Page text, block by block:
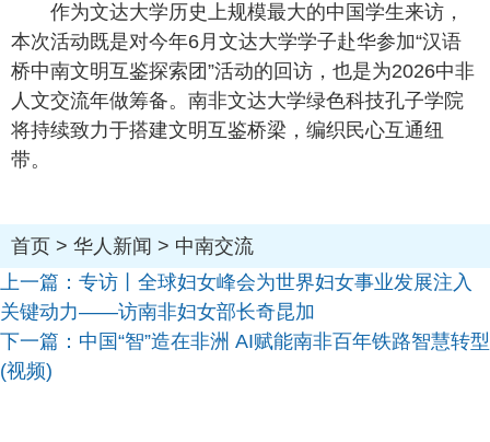
作为文达大学历史上规模最大的中国学生来访，
本次活动既是对今年6月文达大学学子赴华参加“汉语
桥中南文明互鉴探索团”活动的回访，也是为2026中非
人文交流年做筹备。南非文达大学绿色科技孔子学院
将持续致力于搭建文明互鉴桥梁，编织民心互通纽
带。
首页 > 华人新闻 > 中南交流
上一篇： 专访丨全球妇女峰会为世界妇女事业发展注入
关键动力——访南非妇女部长奇昆加
下一篇： 中国“智”造在非洲 AI赋能南非百年铁路智慧转型
(视频)